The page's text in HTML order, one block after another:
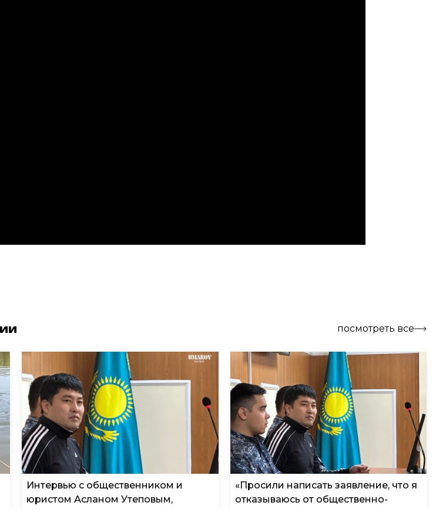
посмотреть все
Интервью с общественником и
юристом Асланом Утеповым,
«Просили написать заявление, что я
отказываюсь от общественно-